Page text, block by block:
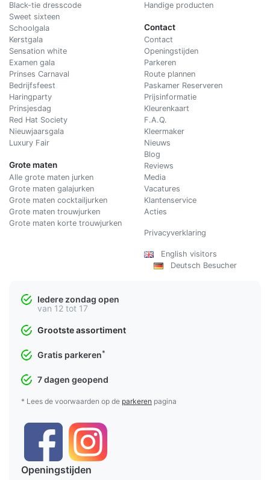
Black-tie dresscode
Sweet sixteen
Schoolgala
Kerstgala
Sensation white
Examen gala
Prinses Carnaval
Bedrijfsfeest
Haringparty
Prinsjesdag
Red Hat Society
Nieuwjaarsgala
Luxury Fair
Grote maten
Alle grote maten jurken
Grote maten galajurken
Grote maten cocktailjurken
Grote maten trouwjurken
Grote maten korte trouwjurken
Handige producten
Contact
Contact
Openingstijden
Parkeren
Route plannen
Paskamer Reserveren
Prijsinformatie
Kleurenkaart
F.A.Q.
Kleermaker
Nieuws
Blog
Reviews
Media
Vacatures
Klantenservice
Acties
Privacyverklaring
English visitors
Deutsch Besucher
Iedere zondag open
van 12 tot 17
Grootste assortiment
Gratis parkeren*
7 dagen geopend
* Lees de voorwaarden op de parkeren pagina
Openingstijden